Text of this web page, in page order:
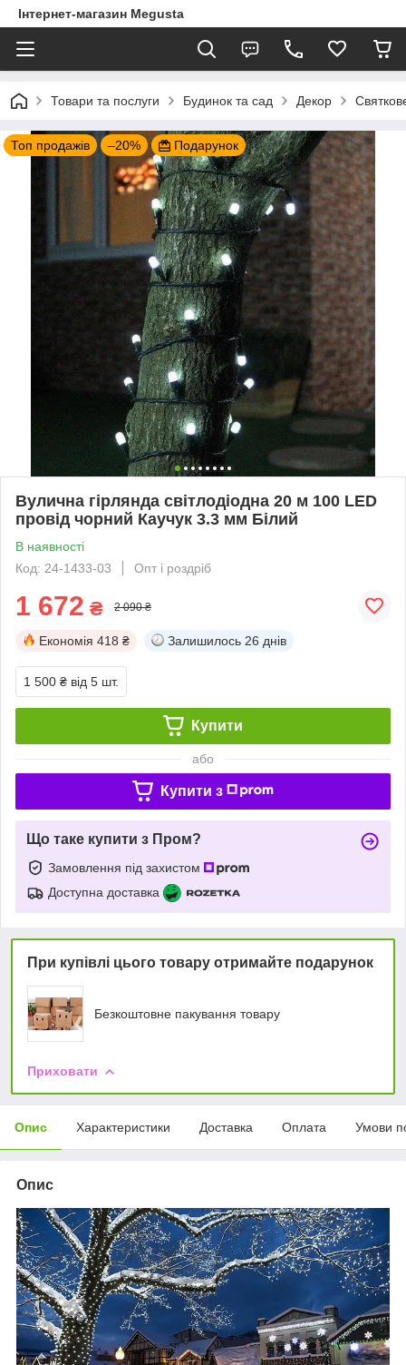
Інтернет-магазин Megusta
Товари та послуги Будинок та сад Декор
Топ продажів –20% Подарунок
Вулична гірлянда світлодіодна 20 м 100 LED
провід чорний Каучук 3.3 мм Білий
В наявності
Код: 24-1433-03
Опт і роздріб
1 672 ₴ 2 090 ₴
Економія 418 ₴ Залишилось 26 днів
1 500 ₴ від 5 шт.
Купити
або
Купити з
Що таке купити з Пром?
Замовлення під захистом
Доступна доставка
При купівлі цього товару отримайте подарунок
Безкоштовне пакування товару
Приховати
Опис Характеристики Доставка Оплата Умови
Опис